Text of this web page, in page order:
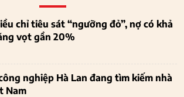
chỉ tiêu sát “ngưỡng đỏ”, nợ có khả
vọt gần 20%
nghiệp Hà Lan đang tìm kiếm nhà
Nam